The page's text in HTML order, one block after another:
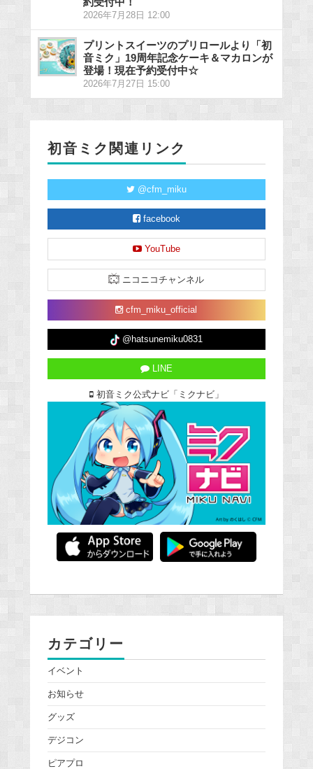
2026年7月28日 12:00
プリントスイーツのプリロールより「初
音ミク」19周年記念ケーキ＆マカロンが
登場！現在予約受付中☆
2026年7月27日 15:00
初音ミク関連リンク
@cfm_miku
facebook
YouTube
ニコニコチャンネル
cfm_miku_official
@hatsunemiku0831
LINE
初音ミク公式ナビ「ミクナビ」
カテゴリー
イベント
お知らせ
グッズ
デジコン
ピアプロ